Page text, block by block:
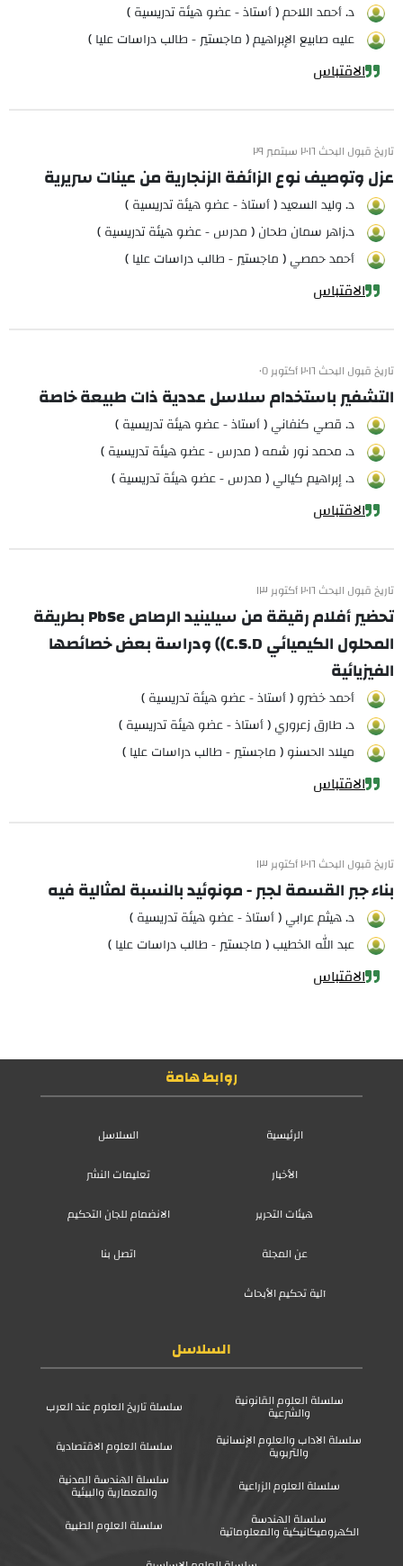
د. أحمد اللاحم ( أستاذ - عضو هيئة تدريسية )
عليه صابيع الإبراهيم ( ماجستير - طالب دراسات عليا )
الاقتباس
تاريخ قبول البحث ٢٠١٦ سبتمبر ٢٩
عزل وتوصيف نوع الزائفة الزنجارية من عينات سريرية
د. وليد السعيد ( أستاذ - عضو هيئة تدريسية )
د.زاهر سمان طحان ( مدرس - عضو هيئة تدريسية )
أحمد حمصي ( ماجستير - طالب دراسات عليا )
الاقتباس
تاريخ قبول البحث ٢٠١٦ أكتوبر ٠٥
التشفير باستخدام سلاسل عددية ذات طبيعة خاصة
د. قصي كنفاني ( أستاذ - عضو هيئة تدريسية )
د. محمد نور شمه ( مدرس - عضو هيئة تدريسية )
د. إبراهيم كيالي ( مدرس - عضو هيئة تدريسية )
الاقتباس
تاريخ قبول البحث ٢٠١٦ أكتوبر ١٣
تحضير أفلام رقيقة من سيلينيد الرصاص PbSe بطريقة
المحلول الكيميائي C.S.D)) ودراسة بعض خصائصها
الفيزيائية
أحمد خضرو ( أستاذ - عضو هيئة تدريسية )
د. طارق زعروري ( أستاذ - عضو هيئة تدريسية )
ميلاد الحسنو ( ماجستير - طالب دراسات عليا )
الاقتباس
تاريخ قبول البحث ٢٠١٦ أكتوبر ١٣
بناء جبر القسمة لجبر - مونوئيد بالنسبة لمثالية فيه
د. هيثم عرابي ( أستاذ - عضو هيئة تدريسية )
عبد الله الخطيب ( ماجستير - طالب دراسات عليا )
الاقتباس
روابط هامة
الرئيسية
السلاسل
الأخبار
تعليمات النشر
هيئات التحرير
الانضمام للجان التحكيم
عن المجلة
اتصل بنا
آلية تحكيم الأبحاث
السلاسل
سلسلة العلوم القانونية
والشرعية
سلسلة تاريخ العلوم عند العرب
سلسلة الآداب والعلوم الإنسانية
والتربوية
سلسلة العلوم الاقتصادية
سلسلة العلوم الزراعية
سلسلة الهندسة المدنية
والمعمارية والبيئية
سلسلة الهندسة
الكهروميكانيكية والمعلوماتية
سلسلة العلوم الطبية